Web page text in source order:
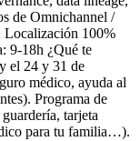
de Omnichannel /
Localización 100%
9-18h ¿Qué te
el 24 y 31 de
médico, ayuda al
Programa de
tarjeta
para tu familia…).